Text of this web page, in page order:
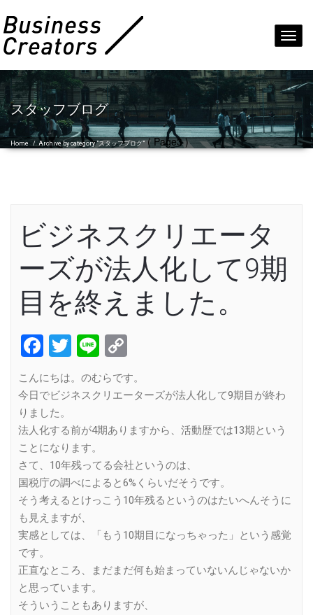
スタッフブログ
Home /Archive by category "スタッフブログ"( Page3 )
ビジネスクリエータ
ーズが法人化して9期
目を終えました。
Facebook
Twitter
Line
Link
こんにちは。のむらです。
今日でビジネスクリエーターズが法人化して9期目が終わ
りました。
法人化する前が4期ありますから、活動歴では13期という
ことになります。
さて、10年残ってる会社というのは、
国税庁の調べによると6%くらいだそうです。
そう考えるとけっこう10年残るというのはたいへんそうに
も見えますが、
実感としては、「もう10期目になっちゃった」という感覚
です。
正直なところ、まだまだ何も始まっていないんじゃないか
と思っています。
そういうこともありますが、